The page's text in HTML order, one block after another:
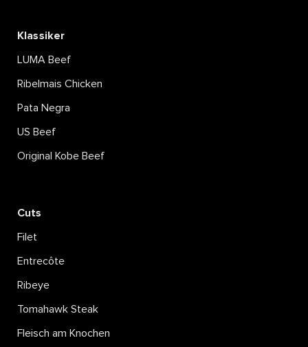
Klassiker
LUMA Beef
Ribelmais Chicken
Pata Negra
US Beef
Original Kobe Beef
Cuts
Filet
Entrecôte
Ribeye
Tomahawk Steak
Fleisch am Knochen